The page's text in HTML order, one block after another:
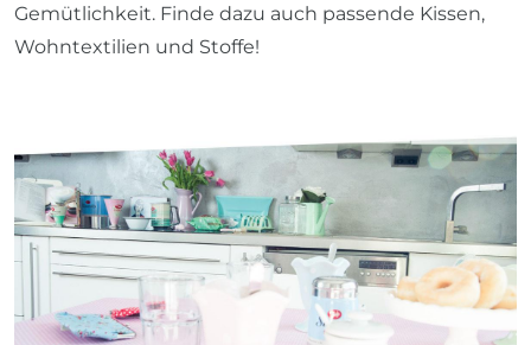
Gemütlichkeit. Finde dazu auch passende Kissen,
Wohntextilien und Stoffe!